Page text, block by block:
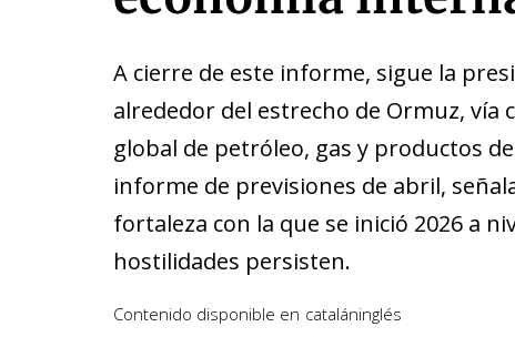
A cierre de este informe, sigue la
alrededor del estrecho de Ormuz, vía
global de petróleo, gas y productos
informe de previsiones de abril,
fortaleza con la que se inició 2026 a
hostilidades persisten.
Contenido disponible en cataláninglés